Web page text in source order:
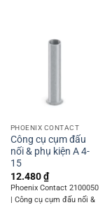
PHOENIX CONTACT
Công cụ cụm đấu
nối & phụ kiện A 4-
15
12.480₫
Phoenix Contact 2100050
| Công cụ cụm đấu nối &